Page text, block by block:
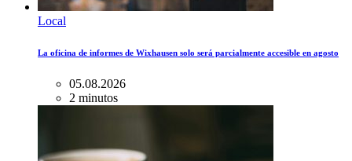
Local
La oficina de informes de Wixhausen solo será parcialmente accesible en agosto
05.08.2026
2 minutos